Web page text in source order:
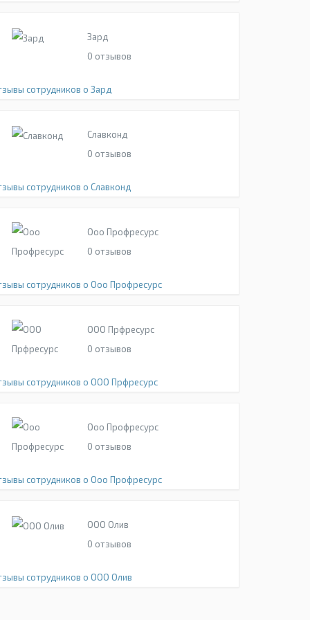
Зард
0 отзывов
сотрудников о Зард
Славконд
0 отзывов
сотрудников о Славконд
Ооо Профресурс
0 отзывов
сотрудников о Ооо Профресурс
ООО Прфресурс
0 отзывов
сотрудников о ООО Прфресурс
Ооо Профресурс
0 отзывов
сотрудников о Ооо Профресурс
ООО Олив
0 отзывов
сотрудников о ООО Олив